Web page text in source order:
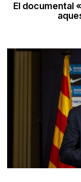
El documental